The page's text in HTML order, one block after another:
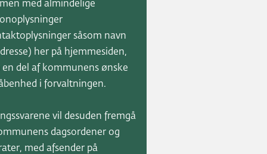
med almindelige
såsom navn
her på hjemmesiden,
en del af kommunens ønske
i forvaltningen.
vil desuden fremgå
dagsordener og
med afsender på